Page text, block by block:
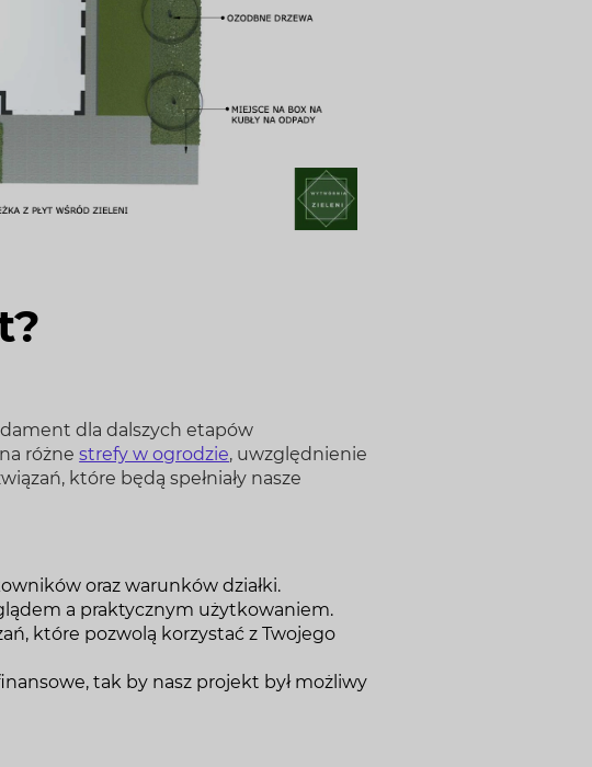
dla dalszych etapów
różnestrefy w ogrodzie, uwzględnienie
które będą spełniały nasze
oraz warunków działki.
a praktycznym użytkowaniem.
które pozwolą korzystać z Twojego
tak by nasz projekt był możliwy